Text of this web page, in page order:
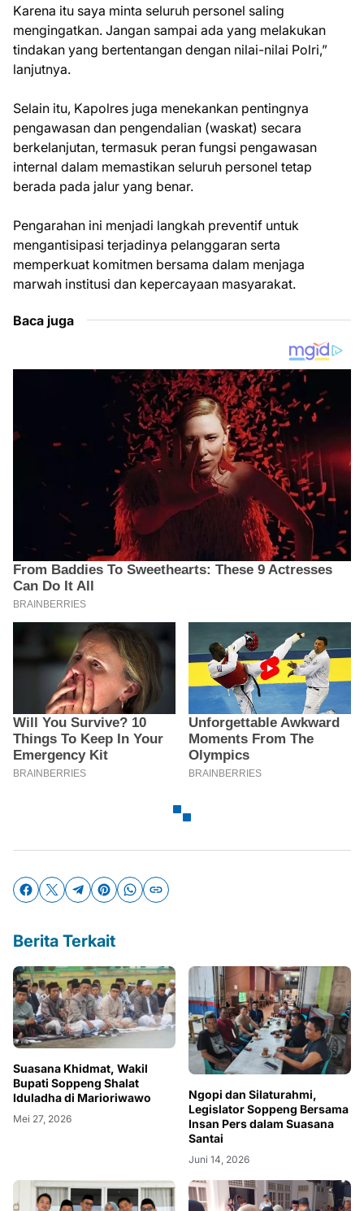
Karena itu saya minta seluruh personel saling
mengingatkan. Jangan sampai ada yang melakukan
tindakan yang bertentangan dengan nilai-nilai Polri,”
lanjutnya.
Selain itu, Kapolres juga menekankan pentingnya
pengawasan dan pengendalian (waskat) secara
berkelanjutan, termasuk peran fungsi pengawasan
internal dalam memastikan seluruh personel tetap
berada pada jalur yang benar.
Pengarahan ini menjadi langkah preventif untuk
mengantisipasi terjadinya pelanggaran serta
memperkuat komitmen bersama dalam menjaga
marwah institusi dan kepercayaan masyarakat.
Baca juga
Berita Terkait
Suasana Khidmat, Wakil
Bupati Soppeng Shalat
Iduladha di Marioriwawo
Mei 27, 2026
Ngopi dan Silaturahmi,
Legislator Soppeng Bersama
Insan Pers dalam Suasana
Santai
Juni 14, 2026